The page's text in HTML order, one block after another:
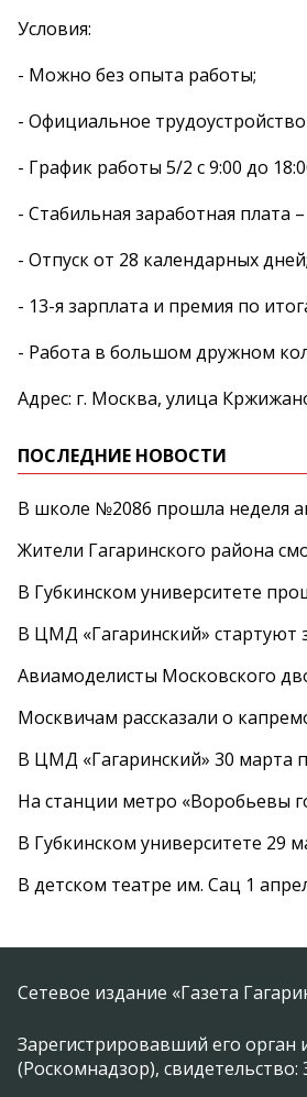
Условия:
- Можно без опыта работы;
- Официальное
- График работы 5/2 с 9:00 до
- Стабильная заработная плата
- Отпуск от 28 календарных дней;
- 13-я зарплата и премия по
- Работа в большом дружном
Адрес: г. Москва, улица
ПОСЛЕДНИЕ НОВОСТИ
В школе №2086 прошла неделя
Жители Гагаринского района
В Губкинском университете
В ЦМД «Гагаринский» стартуют
Авиамоделисты Московского
Москвичам рассказали о
В ЦМД «Гагаринский» 30 марта
На станции метро «Воробьевы
В Губкинском университете 29
В детском театре им. Сац 1
Сетевое издание «Газета
Зарегистрировавший его
(Роскомнадзор),